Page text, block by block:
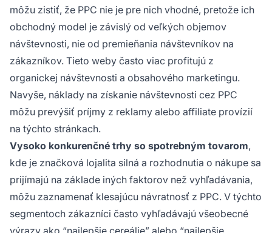
môžu zistiť, že PPC nie je pre nich vhodné, pretože ich
obchodný model je závislý od veľkých objemov
návštevnosti, nie od premieňania návštevníkov na
zákazníkov. Tieto weby často viac profitujú z
organickej návštevnosti a obsahového marketingu.
Navyše, náklady na získanie návštevnosti cez PPC
môžu prevýšiť príjmy z reklamy alebo affiliate provízií
na týchto stránkach.
Vysoko konkurenčné trhy so spotrebným tovarom,
kde je značková lojalita silná a rozhodnutia o nákupe sa
prijímajú na základe iných faktorov než vyhľadávania,
môžu zaznamenať klesajúcu návratnosť z PPC. V týchto
segmentoch zákazníci často vyhľadávajú všeobecné
výrazy ako “najlepšie cereálie” alebo “najlepšie